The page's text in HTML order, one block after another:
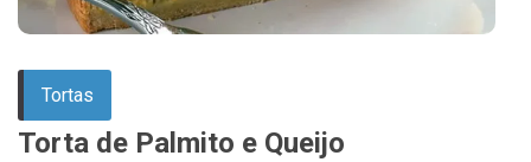
Tortas
Torta de Palmito e Queijo